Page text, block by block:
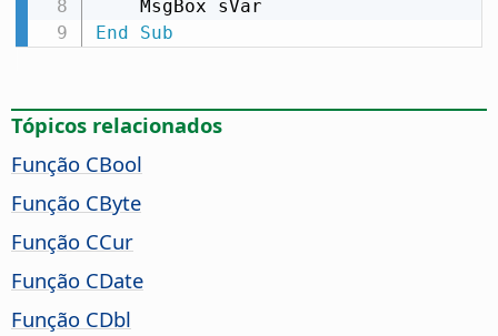
End
Sub
Tópicos relacionados
Função CBool
Função CByte
Função CCur
Função CDate
Função CDbl